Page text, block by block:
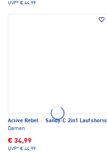
UVP* € 44,99
Active Rebel · Sandy-C 2in1 Laufshorts
Damen
€ 34,99
UVP* € 44,99